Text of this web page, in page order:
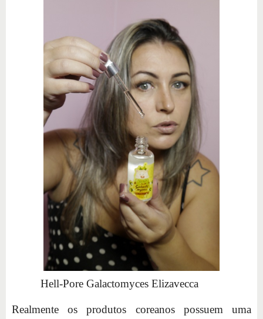
Hell-Pore Galactomyces Elizavecca
Realmente os produtos coreanos possuem uma